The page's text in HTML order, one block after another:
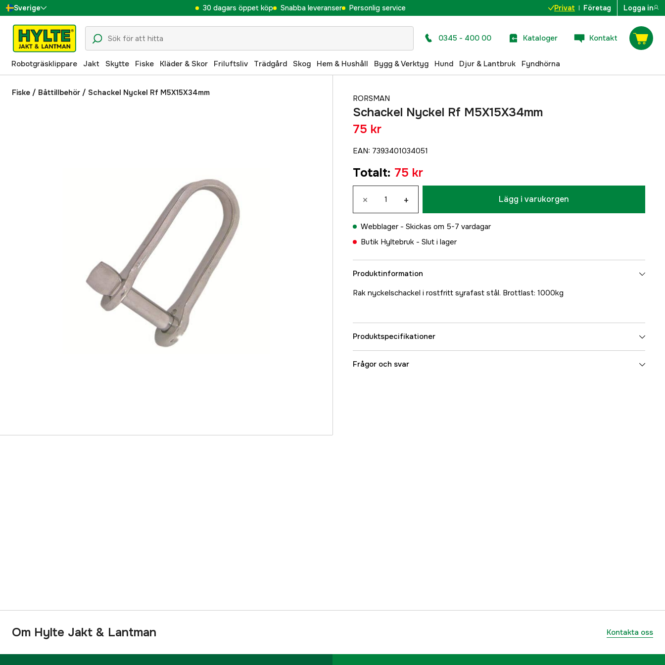
Sverige
Danmark
Suomi
Norge
Deutschland
30 dagars öppet köp Snabba leveranser Personlig service Privat Företag Logga in
0345 - 400 00 Kataloger Kontakt
Robotgräsklippare Jakt Skytte Fiske Kläder & Skor Friluftsliv Trädgård Skog Hem & Hushåll Bygg & Verktyg Hund Djur & Lantbruk Fyndhörna
Fiske / Båttillbehör / Schackel Nyckel Rf M5X15X34mm
RORSMAN
Schackel Nyckel Rf M5X15X34mm
75 kr
EAN: 7393401034051
Totalt: 75 kr
× + Lägg i varukorgen
Webblager - Skickas om 5-7 vardagar
Butik Hyltebruk - Slut i lager
Produktinformation
Rak nyckelschackel i rostfritt syrafast stål. Brottlast: 1000kg
Produktspecifikationer
Referensnummer
Frågor och svar
Om Hylte Jakt & Lantman Kontakta oss